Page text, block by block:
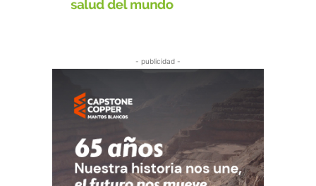
- publicidad -